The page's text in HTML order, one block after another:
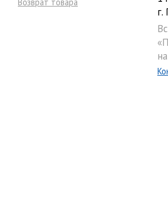
Возврат товара
г.